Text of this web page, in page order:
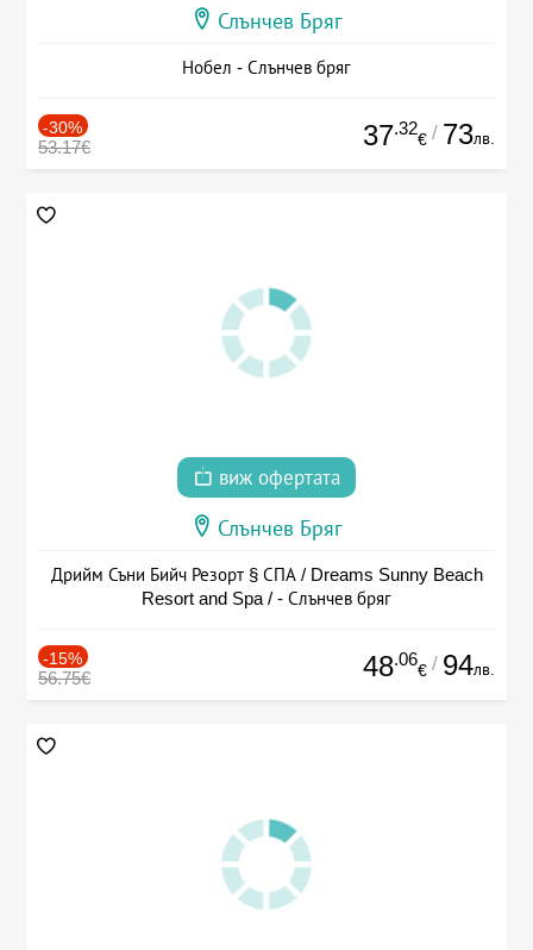
Слънчев Бряг
Нобел - Слънчев бряг
-30%
53.17€ 37.32
€ / 73лв.
виж офертата
Слънчев Бряг
Дрийм Съни Бийч Резорт § СПА / Dreams Sunny Beach
Resort and Spa / - Слънчев бряг
-15%
56.75€ 48.06
€ / 94лв.